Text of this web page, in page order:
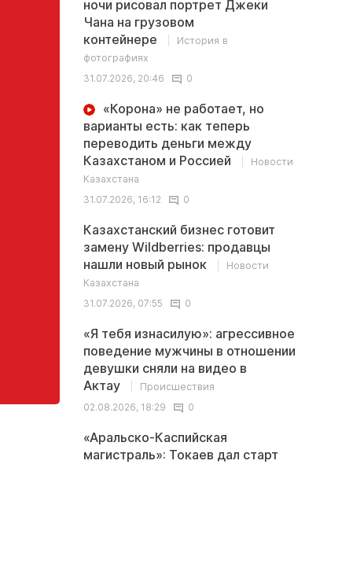
ночи рисовал портрет Джеки
Чана на грузовом
контейнере
История в
фотографиях
31.07.2026, 20:46
0
«Корона» не работает, но
варианты есть: как теперь
переводить деньги между
Казахстаном и Россией
Новости
Казахстана
31.07.2026, 16:12
0
Казахстанский бизнес готовит
замену Wildberries: продавцы
нашли новый рынок
Новости
Казахстана
31.07.2026, 07:55
0
«Я тебя изнасилую»: агрессивное
поведение мужчины в отношении
девушки сняли на видео в
Актау
Происшествия
02.08.2026, 18:29
0
«Аральско-Каспийская
магистраль»: Токаев дал старт